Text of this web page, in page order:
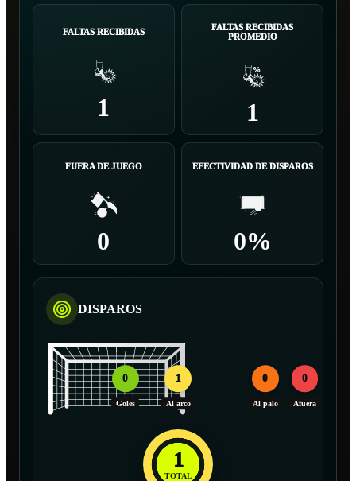
FALTAS RECIBIDAS
1
FALTAS RECIBIDAS
PROMEDIO
1
FUERA DE JUEGO
0
EFECTIVIDAD DE DISPAROS
0%
DISPAROS
0
Goles
1
Al arco
0
Al palo
0
Afuera
1
TOTAL